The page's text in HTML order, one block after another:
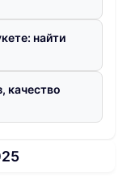
найти
качество